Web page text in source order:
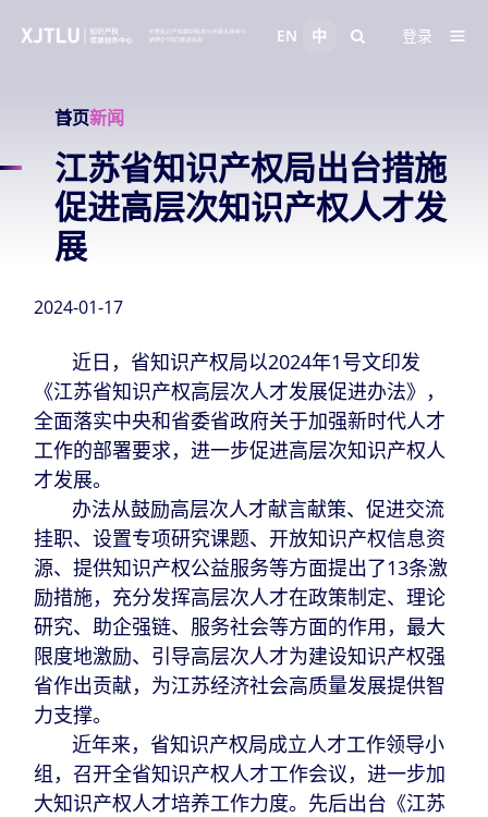
EN 中 登录
首页新闻
江苏省知识产权局出台措施
促进高层次知识产权人才发
展
2024-01-17
近日，省知识产权局以2024年1号文印发
《江苏省知识产权高层次人才发展促进办法》，
全面落实中央和省委省政府关于加强新时代人才
工作的部署要求，进一步促进高层次知识产权人
才发展。
办法从鼓励高层次人才献言献策、促进交流
挂职、设置专项研究课题、开放知识产权信息资
源、提供知识产权公益服务等方面提出了13条激
励措施，充分发挥高层次人才在政策制定、理论
研究、助企强链、服务社会等方面的作用，最大
限度地激励、引导高层次人才为建设知识产权强
省作出贡献，为江苏经济社会高质量发展提供智
力支撑。
近年来，省知识产权局成立人才工作领导小
组，召开全省知识产权人才工作会议，进一步加
大知识产权人才培养工作力度。先后出台《江苏